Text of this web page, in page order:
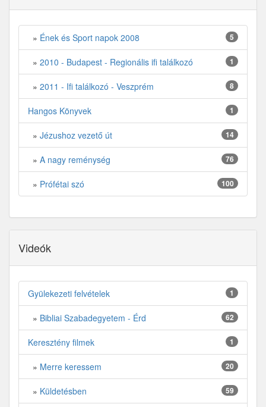
5
» Ének és Sport napok 2008
1
» 2010 - Budapest - Regionális ifi találkozó
8
» 2011 - Ifi találkozó - Veszprém
1
Hangos Könyvek
14
» Jézushoz vezető út
76
» A nagy reménység
100
» Prófétai szó
Videók
1
Gyülekezeti felvételek
62
» Bibliai Szabadegyetem - Érd
1
Keresztény filmek
20
» Merre keressem
59
» Küldetésben